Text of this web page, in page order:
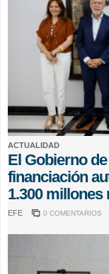
ACTUALIDAD
El Gobierno
financiación
1.300 millones
EFE 0 COMENTARIOS